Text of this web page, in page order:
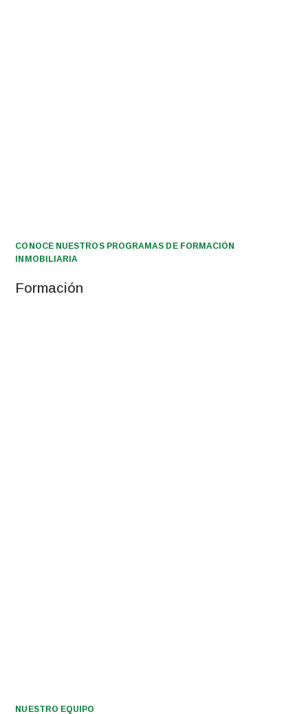
CONOCE NUESTROS PROGRAMAS DE FORMACIÓN
INMOBILIARIA
Formación
NUESTRO EQUIPO